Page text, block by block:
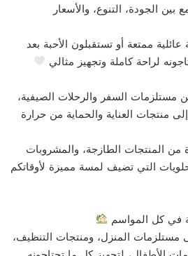
الجودة، التنوع، والأسعار
ممتعة أو تستقبلون الأحبة بعد
لراحة كاملة وتجهيز مثالي
مستلزمات السفر والرحلات الصيفية،
منتجات العناية والحماية من حرارة
المنتجات الطازجة، والمشروبات
التي تضيف لمسة مميزة لأوقاتكم
في كل المواسم
المنزل، ومنتجات التنظيف،